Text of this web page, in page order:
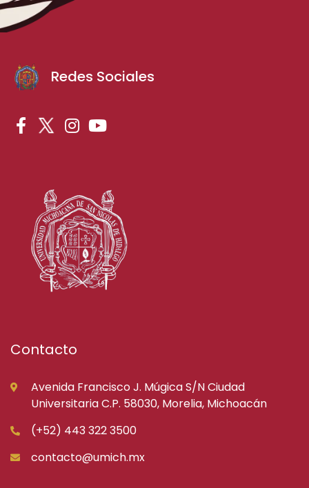
Redes Sociales
Contacto
Avenida Francisco J. Múgica S/N Ciudad
Universitaria C.P. 58030, Morelia, Michoacán
(+52) 443 322 3500
contacto@umich.mx